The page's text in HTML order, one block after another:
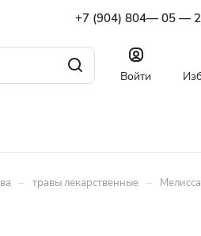
+7 (904) 804— 05 —
Войти
– травы лекарственные –